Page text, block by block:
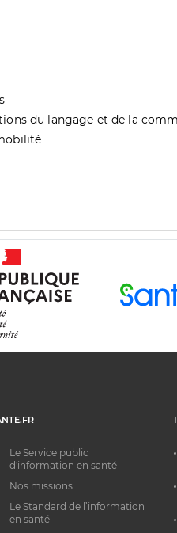
du langage et de la
Le Service public
d'information en santé
Nos missions
Le Standard de l’information
en santé